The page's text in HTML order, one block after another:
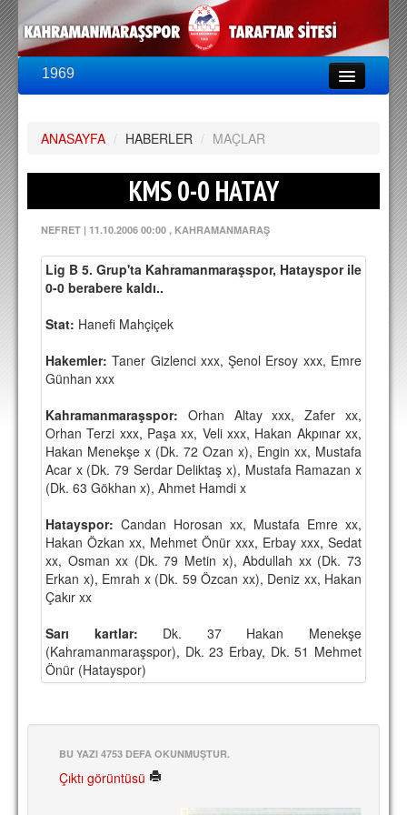
1969
PUAN DURUMU
FİKSTÜR
KADRO
A TAKIM KADROSU
TEKNİK KADRO
BİLETLER
DEPLASMAN
LİSANSLI ÜRÜNLER
MULTİMEDYA
FOTOĞRAF & VİDEOLAR
MARŞ & TEZAHÜRATLAR
KULÜP
SPOR TESİSLERİ
PERSONEL
ANASAYFA / HABERLER / MAÇLAR
KMS 0-0 HATAY
NEFRET | 11.10.2006 00:00 , KAHRAMANMARAŞ
Lig B 5. Grup'ta Kahramanmaraşspor, Hatayspor ile
0-0 berabere kaldı..
Stat: Hanefi Mahçiçek
Hakemler:Taner Gizlenci xxx, Şenol Ersoy xxx, Emre
Günhan xxx
Kahramanmaraşspor: Orhan Altay xxx, Zafer xx,
Orhan Terzi xxx, Paşa xx, Veli xxx, Hakan Akpınar xx,
Hakan Menekşe x (Dk. 72 Ozan x), Engin xx, Mustafa
Acar x (Dk. 79 Serdar Deliktaş x), Mustafa Ramazan x
(Dk. 63 Gökhan x), Ahmet Hamdi x
Hatayspor: Candan Horosan xx, Mustafa Emre xx,
Hakan Özkan xx, Mehmet Önür xxx, Erbay xxx, Sedat
xx, Osman xx (Dk. 79 Metin x), Abdullah xx (Dk. 73
Erkan x), Emrah x (Dk. 59 Özcan xx), Deniz xx, Hakan
Çakır xx
Sarı kartlar: Dk. 37 Hakan Menekşe
(Kahramanmaraşspor), Dk. 23 Erbay, Dk. 51 Mehmet
Önür (Hatayspor)
BU YAZI 4753 DEFA OKUNMUŞTUR.
Çıktı görüntüsü